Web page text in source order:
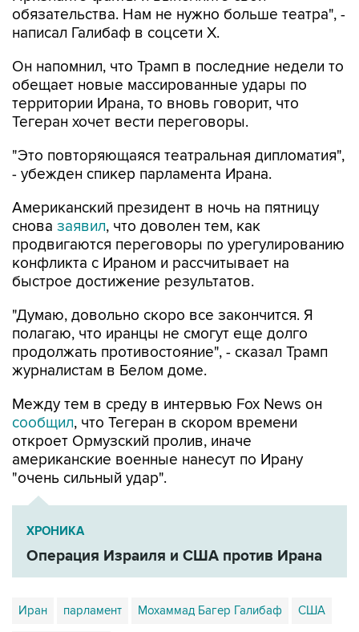
обязательства. Нам не нужно больше театра", -
написал Галибаф в соцсети X.
Он напомнил, что Трамп в последние недели то
обещает новые массированные удары по
территории Ирана, то вновь говорит, что
Тегеран хочет вести переговоры.
"Это повторяющаяся театральная дипломатия",
- убежден спикер парламента Ирана.
Американский президент в ночь на пятницу
снова заявил, что доволен тем, как
продвигаются переговоры по урегулированию
конфликта с Ираном и рассчитывает на
быстрое достижение результатов.
"Думаю, довольно скоро все закончится. Я
полагаю, что иранцы не смогут еще долго
продолжать противостояние", - сказал Трамп
журналистам в Белом доме.
Между тем в среду в интервью Fox News он
сообщил, что Тегеран в скором времени
откроет Ормузский пролив, иначе
американские военные нанесут по Ирану
"очень сильный удар".
ХРОНИКА
Операция Израиля и США против Ирана
Иран парламент Мохаммад Багер Галибаф США